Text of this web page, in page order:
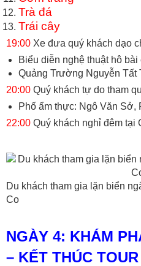
Trà đá
Trái cây
19:00 Xe đưa quý khách dạo
Biểu diễn nghệ thuật hô
Quảng Trường Nguyễn Tất
20:00 Quý khách tự do tham
Phố ẩm thực: Ngô Văn Sở,
22:00 Quý khách nghỉ đêm tại
Du khách tham gia lặn biển
Co
NGÀY 4: KHÁM
– KẾT THÚC